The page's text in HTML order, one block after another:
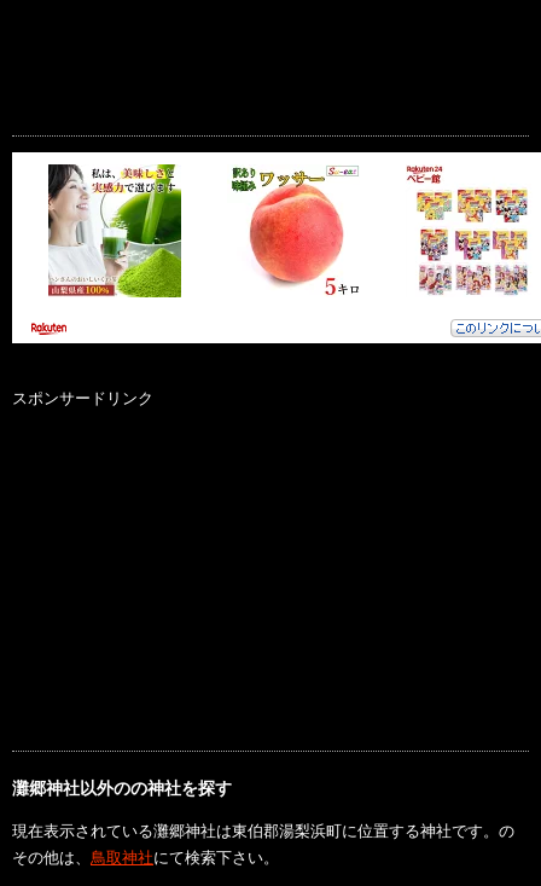
スポンサードリンク
灘郷神社以外のの神社を探す
現在表示されている灘郷神社は東伯郡湯梨浜町に位置する神社です。の
その他は、 鳥取神社にて検索下さい。